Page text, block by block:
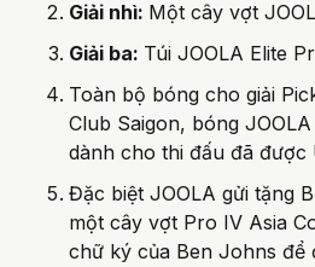
Giải nhì: Một cây vợt
Giải ba: Túi JOOLA Elite
Toàn bộ bóng cho giải
Club Saigon, bóng
dành cho thi đấu đã được
Đặc biệt JOOLA gửi tặng
một cây vợt Pro IV Asia
chữ ký của Ben Johns để